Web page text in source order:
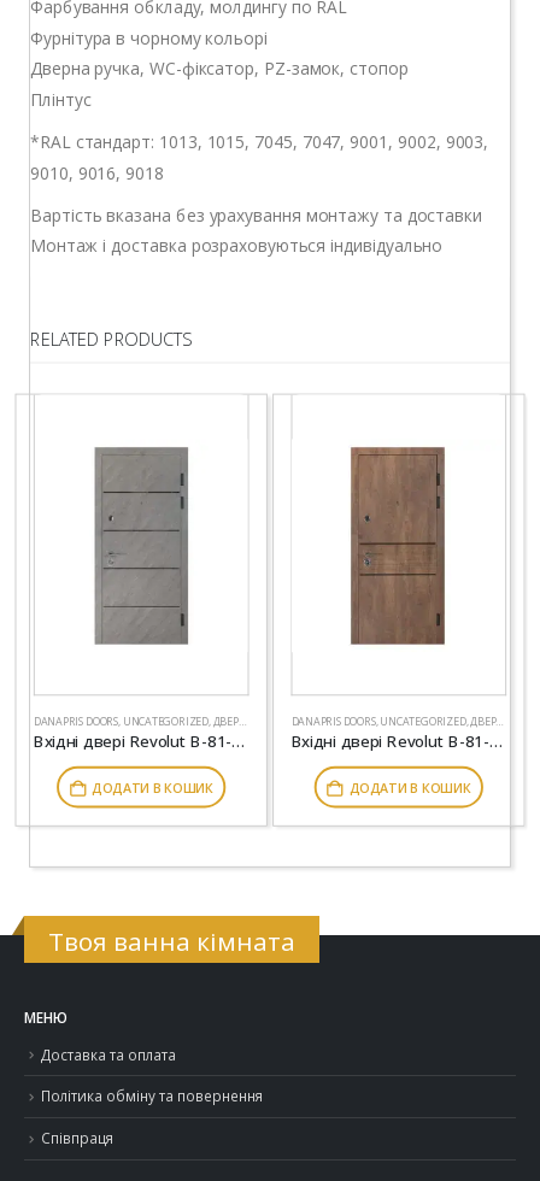
Фарбування обкладу, молдингу по RAL
Фурнітура в чорному кольорі
Дверна ручка, WC-фіксатор, РZ-замок, стопор
Плінтус
*RAL стандарт: 1013, 1015, 7045, 7047, 9001, 9002, 9003,
9010, 9016, 9018
Вартість вказана без урахування монтажу та доставки
Монтаж і доставка розраховуються індивідуально
RELATED PRODUCTS
DANAPRIS DOORS, UNCATEGORIZED, ДВЕРІ МІЖКІМНАТНІ ДВЕРІ
Вхідні двері Revolut В-81-559-191 зріз каменю-білий матовий гладкий
ДОДАТИ В КОШИК
DANAPRIS DOORS, UNCATEGORIZED, ДВЕРІ
Вхідні двері Revolut В-81-564-264 зріз дерева коньячний-венге парма
ДОДАТИ В КОШИК
Твоя ванна кімната
МЕНЮ
Доставка та оплата
Політика обміну та повернення
Співпраця